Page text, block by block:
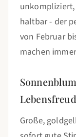
haltbar - der
von Februar
machen
Große,